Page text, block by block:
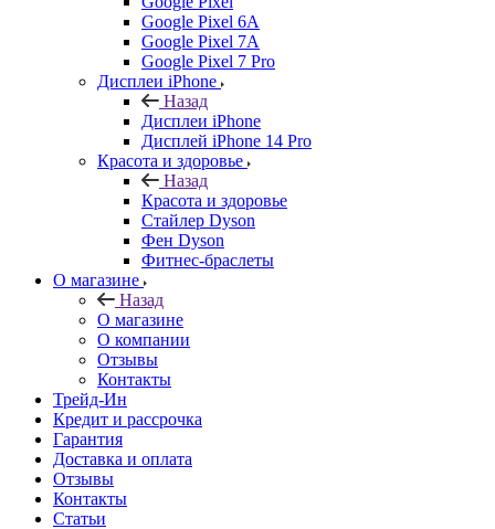
Google Pixel 6A
Google Pixel 7А
Google Pixel 7 Pro
Дисплеи iPhone
Назад
Дисплеи iPhone
Дисплей iPhone 14 Pro
Красота и здоровье
Назад
Красота и здоровье
Стайлер Dyson
Фен Dyson
Фитнес-браслеты
О магазине
Назад
О магазине
О компании
Отзывы
Контакты
Трейд-Ин
Кредит и рассрочка
Гарантия
Доставка и оплата
Отзывы
Контакты
Статьи